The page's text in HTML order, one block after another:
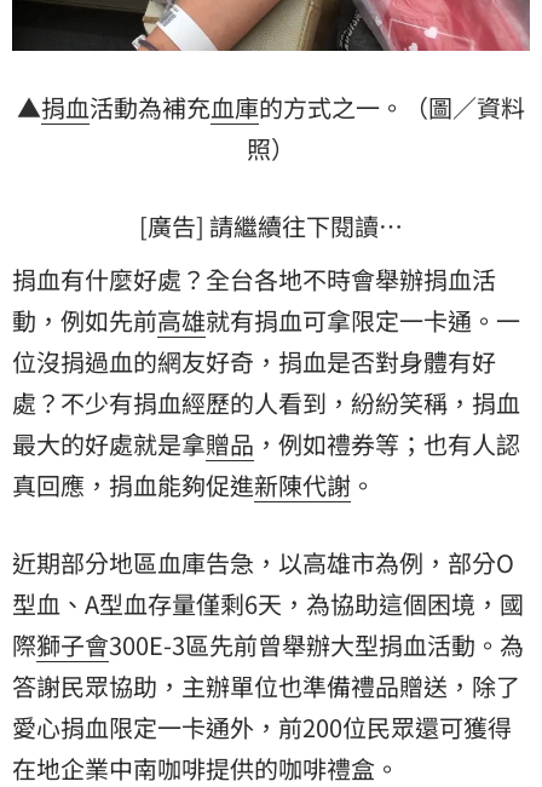
▲捐血活動為補充血庫的方式之一。（圖／資料
照）
[廣告] 請繼續往下閱讀…
捐血有什麼好處？全台各地不時會舉辦捐血活
動，例如先前高雄就有捐血可拿限定一卡通。一
位沒捐過血的網友好奇，捐血是否對身體有好
處？不少有捐血經歷的人看到，紛紛笑稱，捐血
最大的好處就是拿贈品 ，例如禮券等；也有人認
真回應，捐血能夠促進新陳代謝 。
近期部分地區血庫告急，以高雄市為例，部分O
型血、A型血存量僅剩6天，為協助這個困境，國
際獅子會300E-3區先前曾舉辦大型捐血活動。為
答謝民眾協助，主辦單位也準備禮品贈送，除了
愛心捐血限定一卡通外，前200位民眾還可獲得
在地企業中南咖啡提供的咖啡禮盒。